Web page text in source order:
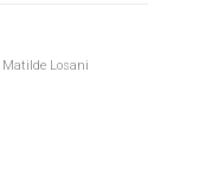
Matilde Losani